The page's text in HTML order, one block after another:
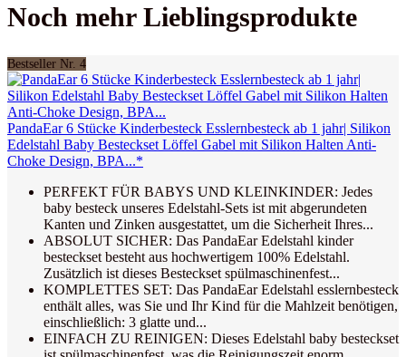
Noch mehr Lieblingsprodukte
Bestseller Nr. 4
PandaEar 6 Stücke Kinderbesteck Esslernbesteck ab 1 jahr| Silikon
Edelstahl Baby Besteckset Löffel Gabel mit Silikon Halten Anti-
Choke Design, BPA...*
PERFEKT FÜR BABYS UND KLEINKINDER: Jedes
baby besteck unseres Edelstahl-Sets ist mit abgerundeten
Kanten und Zinken ausgestattet, um die Sicherheit Ihres...
ABSOLUT SICHER: Das PandaEar Edelstahl kinder
besteckset besteht aus hochwertigem 100% Edelstahl.
Zusätzlich ist dieses Besteckset spülmaschinenfest...
KOMPLETTES SET: Das PandaEar Edelstahl esslernbesteck
enthält alles, was Sie und Ihr Kind für die Mahlzeit benötigen,
einschließlich: 3 glatte und...
EINFACH ZU REINIGEN: Dieses Edelstahl baby besteckset